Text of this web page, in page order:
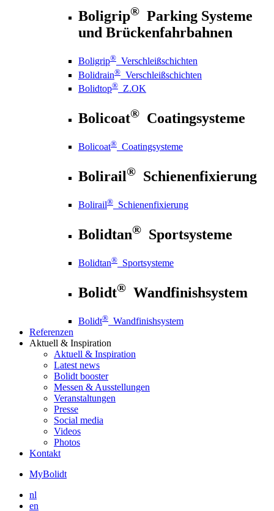
Boligrip® Parking Systeme
und Brückenfahrbahnen
Boligrip® Verschleißschichten
Bolidrain® Verschleißschichten
Bolidtop® Z.OK
Bolicoat® Coatingsysteme
Bolicoat® Coatingsysteme
Bolirail® Schienenfixierung
Bolirail® Schienenfixierung
Bolidtan® Sportsysteme
Bolidtan® Sportsysteme
Bolidt® Wandfinishsystem
Bolidt® Wandfinishsystem
Referenzen
Aktuell & Inspiration
Aktuell & Inspiration
Latest news
Bolidt booster
Messen & Ausstellungen
Veranstaltungen
Presse
Social media
Videos
Photos
Kontakt
MyBolidt
nl
en